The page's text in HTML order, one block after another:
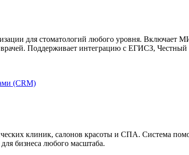
для стоматологий любого уровня. Включает
Поддерживает интеграцию с ЕГИСЗ,
(CRM)
клиник, салонов красоты и СПА. Система
бизнеса любого масштаба.